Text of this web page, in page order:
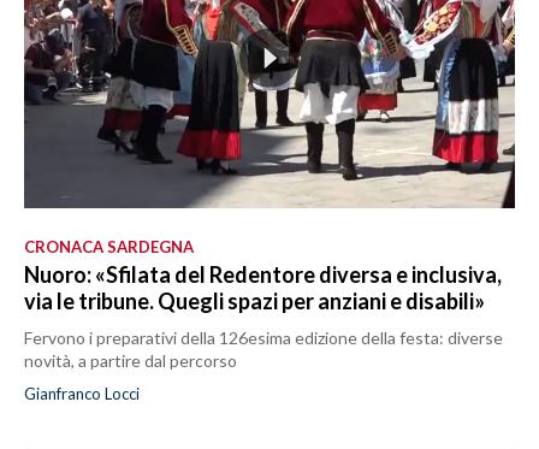
CRONACA SARDEGNA
Nuoro: «Sfilata del Redentore diversa e inclusiva,
via le tribune. Quegli spazi per anziani e disabili»
Fervono i preparativi della 126esima edizione della festa: diverse
novità, a partire dal percorso
Gianfranco Locci